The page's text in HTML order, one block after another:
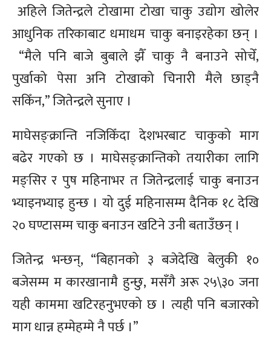
अहिले जितेन्द्रले टोखामा टोखा चाकु उद्योग खोलेर
आधुनिक तरिकाबाट धमाधम चाकु बनाइरहेका छन् ।
“मैले पनि बाजे बुबाले झैँ चाकु नै बनाउने सोचेँ,
पुर्खाको पेसा अनि टोखाको चिनारी मैले छाड्नै
सकिँन,” जितेन्द्रले सुनाए ।
माघेसङ्क्रान्ति नजिकिँदा देशभरबाट चाकुको माग
बढेर गएको छ । माघेसङ्क्रान्तिको तयारीका लागि
मङ्सिर र पुष महिनाभर त जितेन्द्रलाई चाकु बनाउन
भ्याइनभ्याइ हुन्छ । यो दुई महिनासम्म दैनिक १८ देखि
२० घण्टासम्म चाकु बनाउन खटिने उनी बताउँछन् ।
जितेन्द्र भन्छन्, “बिहानको ३ बजेदेखि बेलुकी १०
बजेसम्म म कारखानामै हुन्छु, मसँगै अरू २५\३० जना
यही काममा खटिरहनुभएको छ । त्यही पनि बजारको
माग धान्न हम्मेहम्मे नै पर्छ ।”